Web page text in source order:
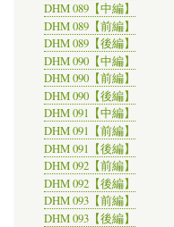
DHM 089【中編】
DHM 089【前編】
DHM 089【後編】
DHM 090【中編】
DHM 090【前編】
DHM 090【後編】
DHM 091【中編】
DHM 091【前編】
DHM 091【後編】
DHM 092【前編】
DHM 092【後編】
DHM 093【前編】
DHM 093【後編】